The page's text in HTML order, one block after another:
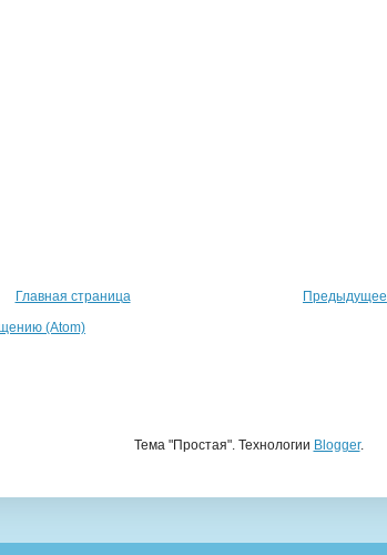
Предыдущее
Главная страница
(Atom)
Тема "Простая". Технологии Blogger.